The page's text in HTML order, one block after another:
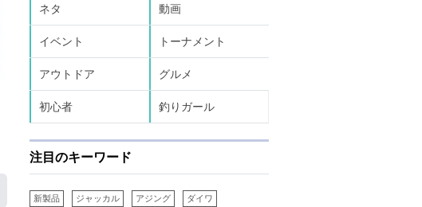
ネタ 動画
イベント トーナメント
アウトドア グルメ
初心者 釣りガール
注目のキーワード
新製品 ジャッカル アジング ダイワ